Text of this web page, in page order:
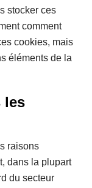
stocker ces
comment
cookies, mais
éléments de la
les
raisons
dans la plupart
du secteur